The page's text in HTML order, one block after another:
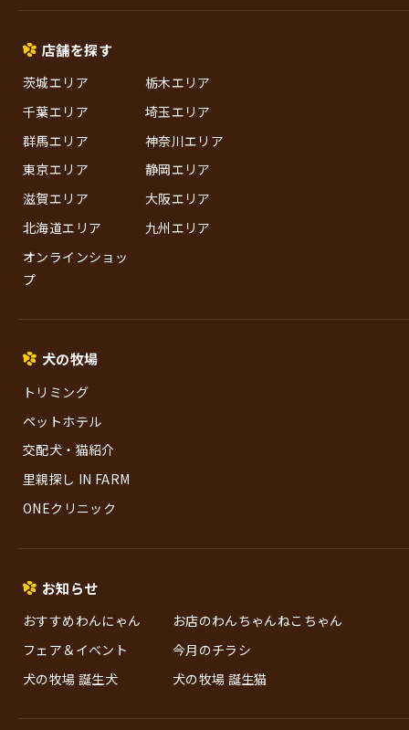
店舗を探す
茨城エリア
栃木エリア
千葉エリア
埼玉エリア
群馬エリア
神奈川エリア
東京エリア
静岡エリア
滋賀エリア
大阪エリア
北海道エリア
九州エリア
オンラインショッ
プ
犬の牧場
トリミング
ペットホテル
交配犬・猫紹介
里親探し IN FARM
ONEクリニック
お知らせ
おすすめわんにゃん
お店のわんちゃんねこちゃん
フェア＆イベント
今月のチラシ
犬の牧場 誕生犬
犬の牧場 誕生猫